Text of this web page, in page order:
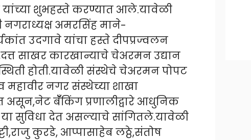
यांच्या शुभहस्ते करण्यात आले.यावेळी
नगराध्यक्ष अमरसिंह माने-
उदगावे यांचा हस्ते दीपप्रज्वलन
साखर कारखान्याचे चेअरमन उद्यान
होती.यावेळी संस्थेचे चेअरमन पोपट
महावीर नगर संस्थेच्या शाखा
बॅँकिंग प्रणालीद्वारे आधुनिक
सुविधा देत असल्याचे सांगितले.यावेळी
कुरडे, आप्पासाहेब लठ्ठे,संतोष